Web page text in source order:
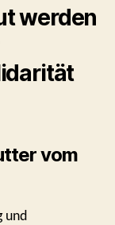
werden
vom
und